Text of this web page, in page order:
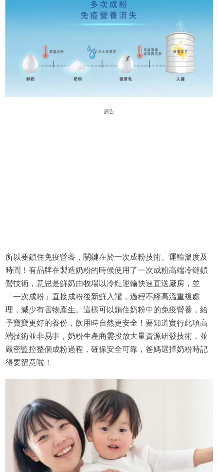
廣告
所以要鎖住免疫營養，關鍵在於一次成粉技術、運輸溫度及
時間！有品牌在製造奶粉的時候使用了㇐次成粉高端冷鏈鎖
營技術，意思是鮮奶由牧場以冷鏈運輸快速直送廠房，並
「㇐次成粉」直接成粉後新鮮入罐，過程不經高溫重複處
理，減少有害物產生。這樣可以鎖住奶粉中的免疫營養，給
予寶寶更好的養份，飲用時自然更安全！要知道實行此項高
端技術並非易事，奶粉生產商需投放大量資源研發技術，並
嚴密監控整個成粉過程，確保安全可靠，爸媽選擇奶粉時記
得要留意啦！